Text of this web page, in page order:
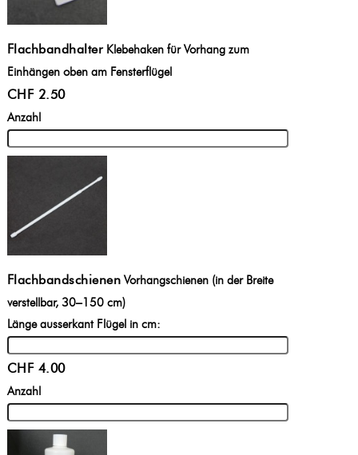
FlachbandhalterKlebehaken für Vorhang zum
Einhängen oben am Fensterflügel
CHF 2.50
Anzahl
Flachbandschienen Vorhangschienen (in der Breite
verstellbar, 30–150 cm)
Länge ausserkant Flügel in cm:
CHF 4.00
Anzahl